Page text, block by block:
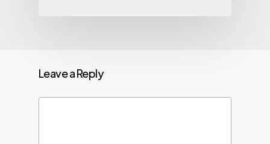
Leave a Reply